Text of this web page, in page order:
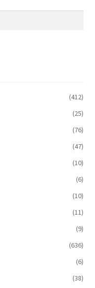
(412)
(25)
(76)
(47)
(10)
(6)
(10)
(11)
(9)
(636)
(6)
(38)